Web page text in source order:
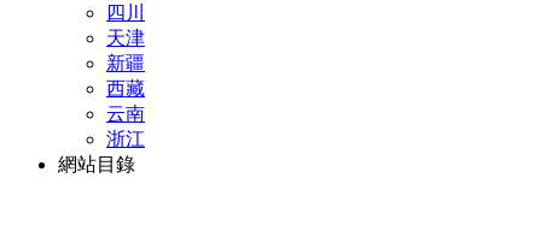
四川
天津
新疆
西藏
云南
浙江
網站目錄